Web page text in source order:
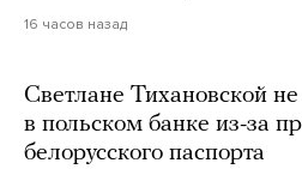
16 часов назад
Светлане Тихановской
в польском банке из-за
белорусского паспорта